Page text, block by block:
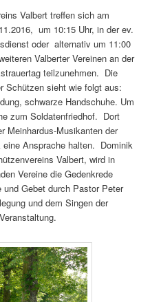
Valbert treffen sich am
um 10:15 Uhr, in der ev.
oder alternativ um 11:00
Valberter Vereinen an der
teilzunehmen. Die
Schützen sieht wie folgt aus:
schwarze Handschuhe. Um
zum Soldatenfriedhof. Dort
Meinhardus-Musikanten der
eine Ansprache halten. Dominik
Valbert, wird in
Vereine die Gedenkrede
Gebet durch Pastor Peter
und dem Singen der